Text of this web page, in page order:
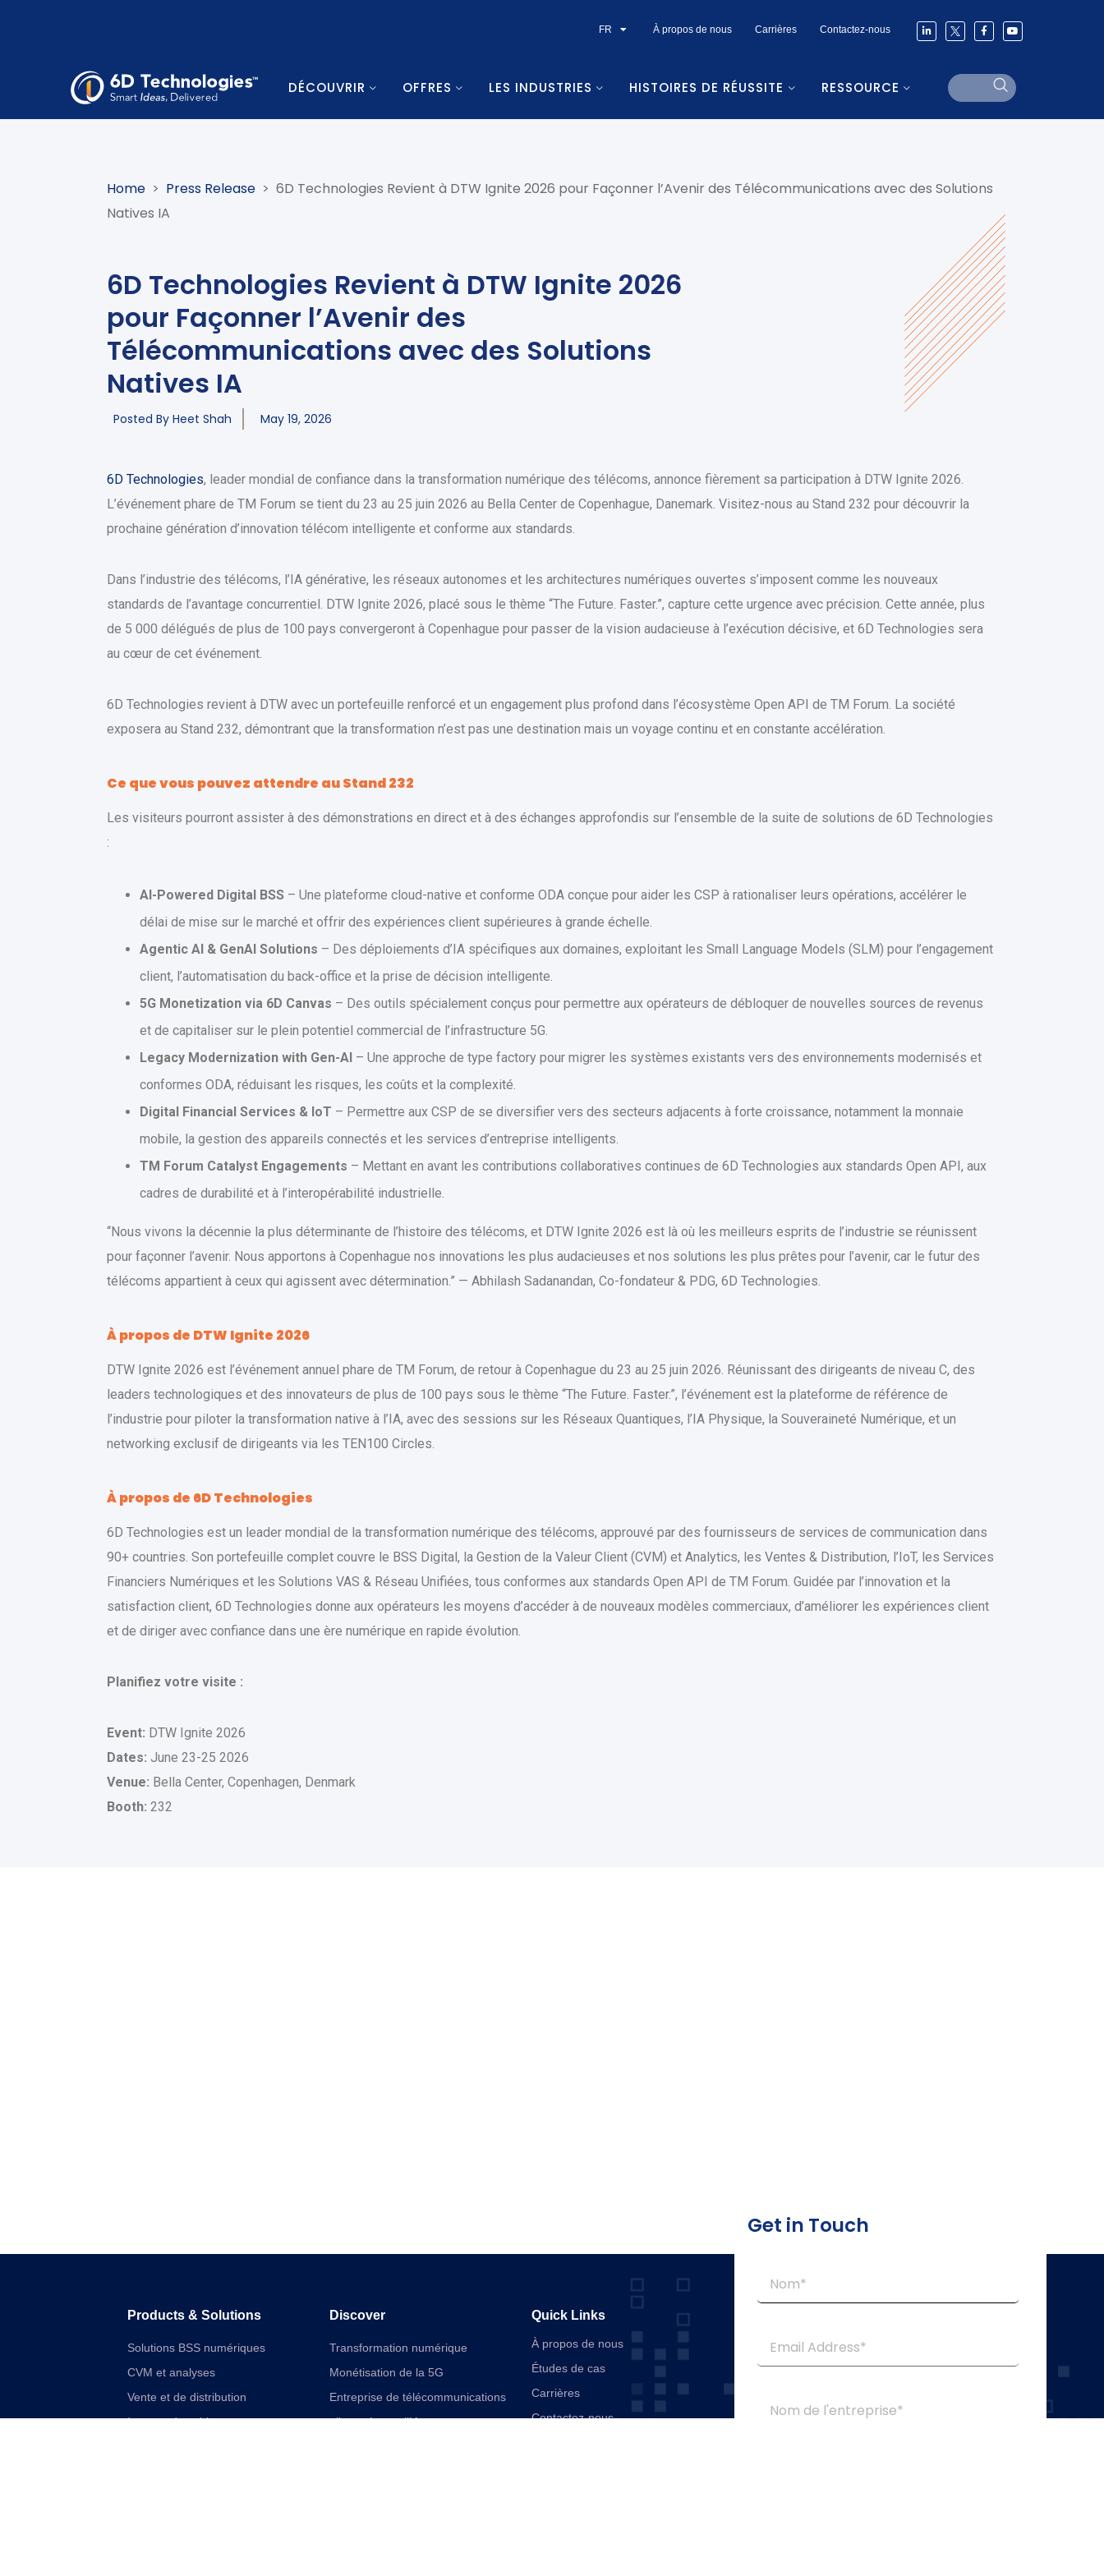
FR À propos de nous Carrières Contactez-nous
DÉCOUVRIR OFFRES LES INDUSTRIES HISTOIRES DE RÉUSSITE RESSOURCE
Home > Press Release > 6D Technologies Revient à DTW Ignite 2026 pour Façonner l’Avenir des Télécommunications avec des Solutions
Natives IA
6D Technologies Revient à DTW Ignite 2026
pour Façonner l’Avenir des
Télécommunications avec des Solutions
Natives IA
Posted By Heet Shah May 19, 2026
6D Technologies, leader mondial de confiance dans la transformation numérique des télécoms, annonce fièrement sa participation à DTW Ignite 2026.
L’événement phare de TM Forum se tient du 23 au 25 juin 2026 au Bella Center de Copenhague, Danemark. Visitez-nous au Stand 232 pour découvrir la
prochaine génération d’innovation télécom intelligente et conforme aux standards.
Dans l’industrie des télécoms, l’IA générative, les réseaux autonomes et les architectures numériques ouvertes s’imposent comme les nouveaux
standards de l’avantage concurrentiel. DTW Ignite 2026, placé sous le thème “The Future. Faster.”, capture cette urgence avec précision. Cette année, plus
de 5 000 délégués de plus de 100 pays convergeront à Copenhague pour passer de la vision audacieuse à l’exécution décisive, et 6D Technologies sera
au cœur de cet événement.
6D Technologies revient à DTW avec un portefeuille renforcé et un engagement plus profond dans l’écosystème Open API de TM Forum. La société
exposera au Stand 232, démontrant que la transformation n’est pas une destination mais un voyage continu et en constante accélération.
Ce que vous pouvez attendre au Stand 232
Les visiteurs pourront assister à des démonstrations en direct et à des échanges approfondis sur l’ensemble de la suite de solutions de 6D Technologies
:
AI-Powered Digital BSS – Une plateforme cloud-native et conforme ODA conçue pour aider les CSP à rationaliser leurs opérations, accélérer le
délai de mise sur le marché et offrir des expériences client supérieures à grande échelle.
Agentic AI & GenAI Solutions – Des déploiements d’IA spécifiques aux domaines, exploitant les Small Language Models (SLM) pour l’engagement
client, l’automatisation du back-office et la prise de décision intelligente.
5G Monetization via 6D Canvas – Des outils spécialement conçus pour permettre aux opérateurs de débloquer de nouvelles sources de revenus
et de capitaliser sur le plein potentiel commercial de l’infrastructure 5G.
Legacy Modernization with Gen-AI – Une approche de type factory pour migrer les systèmes existants vers des environnements modernisés et
conformes ODA, réduisant les risques, les coûts et la complexité.
Digital Financial Services & IoT – Permettre aux CSP de se diversifier vers des secteurs adjacents à forte croissance, notamment la monnaie
mobile, la gestion des appareils connectés et les services d’entreprise intelligents.
TM Forum Catalyst Engagements – Mettant en avant les contributions collaboratives continues de 6D Technologies aux standards Open API, aux
cadres de durabilité et à l’interopérabilité industrielle.
“Nous vivons la décennie la plus déterminante de l’histoire des télécoms, et DTW Ignite 2026 est là où les meilleurs esprits de l’industrie se réunissent
pour façonner l’avenir. Nous apportons à Copenhague nos innovations les plus audacieuses et nos solutions les plus prêtes pour l’avenir, car le futur des
télécoms appartient à ceux qui agissent avec détermination.” — Abhilash Sadanandan, Co-fondateur & PDG, 6D Technologies.
À propos de DTW Ignite 2026
DTW Ignite 2026 est l’événement annuel phare de TM Forum, de retour à Copenhague du 23 au 25 juin 2026. Réunissant des dirigeants de niveau C, des
leaders technologiques et des innovateurs de plus de 100 pays sous le thème “The Future. Faster.”, l’événement est la plateforme de référence de
l’industrie pour piloter la transformation native à l’IA, avec des sessions sur les Réseaux Quantiques, l’IA Physique, la Souveraineté Numérique, et un
networking exclusif de dirigeants via les TEN100 Circles.
À propos de 6D Technologies
6D Technologies est un leader mondial de la transformation numérique des télécoms, approuvé par des fournisseurs de services de communication dans
90+ countries. Son portefeuille complet couvre le BSS Digital, la Gestion de la Valeur Client (CVM) et Analytics, les Ventes & Distribution, l’IoT, les Services
Financiers Numériques et les Solutions VAS & Réseau Unifiées, tous conformes aux standards Open API de TM Forum. Guidée par l’innovation et la
satisfaction client, 6D Technologies donne aux opérateurs les moyens d’accéder à de nouveaux modèles commerciaux, d’améliorer les expériences client
et de diriger avec confiance dans une ère numérique en rapide évolution.
Planifiez votre visite :
Event: DTW Ignite 2026
Dates: June 23-25 2026
Venue: Bella Center, Copenhagen, Denmark
Booth: 232
Products & Solutions
Solutions BSS numériques
CVM et analyses
Vente et de distribution
Internet des objets
Discover
Transformation numérique
Monétisation de la 5G
Entreprise de télécommunications
alimentée par l’IA
Quick Links
À propos de nous
Études de cas
Carrières
Contactez-nous
Get in Touch